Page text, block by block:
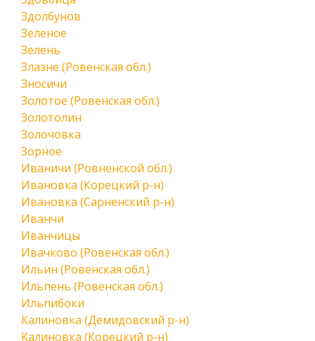
Здолбунов
Зеленое
Зелень
Злазне (Ровенская обл.)
Зносичи
Золотое (Ровенская обл.)
Золотолин
Золочовка
Зорное
Иваничи (Ровненской обл.)
Ивановка (Корецкий р-н)
Ивановка (Сарненский р-н)
Иванчи
Иванчицы
Ивачково (Ровенская обл.)
Ильин (Ровенская обл.)
Ильпень (Ровенская обл.)
Ильпибоки
Калиновка (Демидовский р-н)
Калиновка (Корецкий р-н)